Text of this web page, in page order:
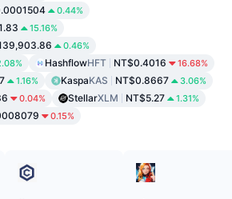
0.44%
15.16%
0.46%
HashflowHFT NT$0.4016 16.68%
1.16% KaspaKAS NT$0.8667 3.06%
0.04% StellarXLM NT$5.27 1.31%
0.15%